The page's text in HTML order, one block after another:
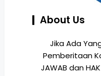
About Us
Jika Ada
Pemberitaan
JAWAB dan